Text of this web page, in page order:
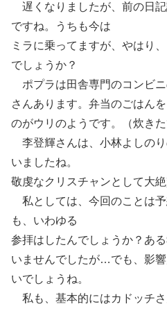
遅くなりましたが、前の日
ですね。うちも今は
ミラに乗ってますが、やはり
でしょうか？
ポプラは田舎専門のコンビニ
さんあります。弁当のごはん
のがウリのようです。（炊きた
李登輝さんは、小林よしの
いましたね。
敬虔なクリスチャンとして大
私としては、今回のことは
も、いわゆる
参拝はしたんでしょうか？あ
いませんでしたが…でも、影
いでしょうね。
私も、基本的にはカドッチ